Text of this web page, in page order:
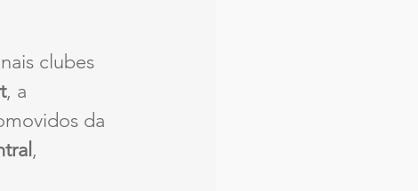
clubes
, a
da
,